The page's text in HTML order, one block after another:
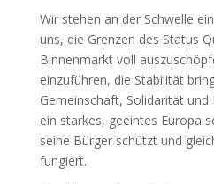
Wir stehen an der Schwelle
uns, die Grenzen des Status
Binnenmarkt voll
einzuführen, die Stabilität
Gemeinschaft, Solidarität
ein starkes, geeintes Europa
seine Bürger schützt und
fungiert.